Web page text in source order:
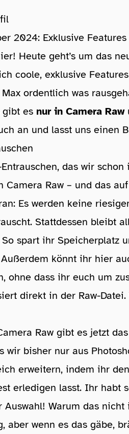
2024: Exklusive
Heute geht’s um das
coole, exklusive
ordentlich was
gibt es nur in Camera Raw
an und lasst uns einen
das wir
Camera Raw – und das
Es werden keine
Stattdessen bleibt
So spart ihr Speicherplatz
könnt ihr hier
ohne dass ihr euch um
direkt in der Raw-
Raw gibt es jetzt
wir bisher nur aus
erweitern, indem ihr
erledigen lasst. Ihr habt
Auswahl! Warum das
aber wenn es das gäbe,